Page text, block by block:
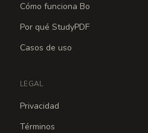
Cómo funciona Bo
Por qué StudyPDF
Casos de uso
LEGAL
Privacidad
Términos